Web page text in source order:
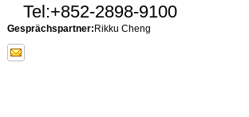
Tel:+852-2898-9100
Gesprächspartner:Rikku Cheng